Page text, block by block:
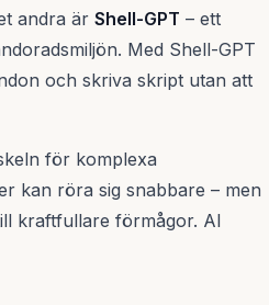
andra är Shell-GPT – ett
Med Shell-GPT
och skriva skript utan att
för komplexa
kan röra sig snabbare – men
kraftfullare förmågor. AI